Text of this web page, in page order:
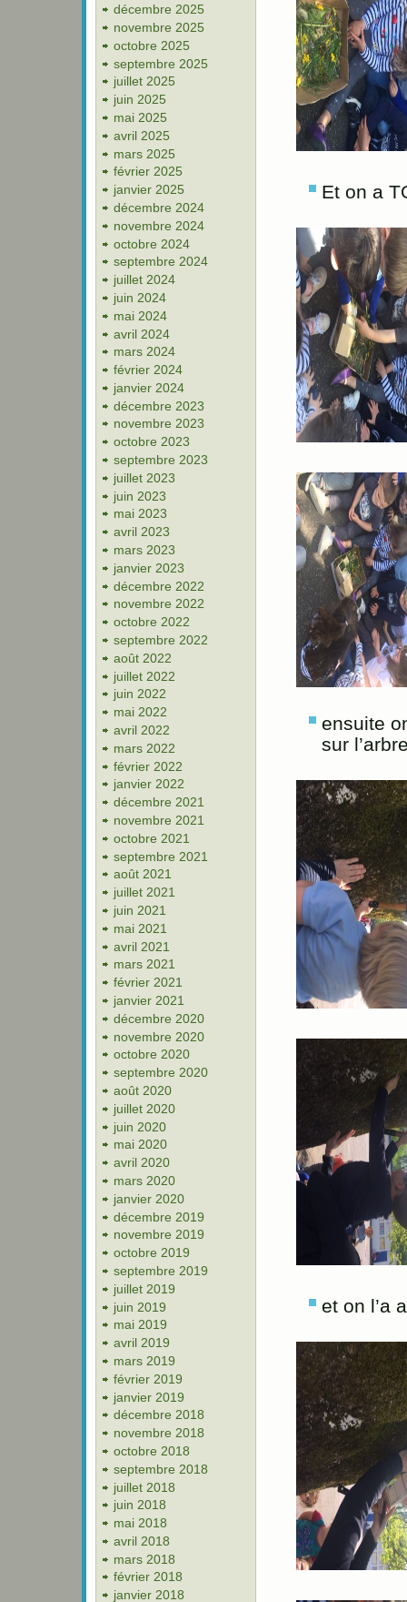
décembre 2025
novembre 2025
octobre 2025
septembre 2025
juillet 2025
juin 2025
mai 2025
avril 2025
mars 2025
février 2025
janvier 2025
décembre 2024
novembre 2024
octobre 2024
septembre 2024
juillet 2024
juin 2024
mai 2024
avril 2024
mars 2024
février 2024
janvier 2024
décembre 2023
novembre 2023
octobre 2023
septembre 2023
juillet 2023
juin 2023
mai 2023
avril 2023
mars 2023
janvier 2023
décembre 2022
novembre 2022
octobre 2022
septembre 2022
août 2022
juillet 2022
juin 2022
mai 2022
avril 2022
mars 2022
février 2022
janvier 2022
décembre 2021
novembre 2021
octobre 2021
septembre 2021
août 2021
juillet 2021
juin 2021
mai 2021
avril 2021
mars 2021
février 2021
janvier 2021
décembre 2020
novembre 2020
octobre 2020
septembre 2020
août 2020
juillet 2020
juin 2020
mai 2020
avril 2020
mars 2020
janvier 2020
décembre 2019
novembre 2019
octobre 2019
septembre 2019
juillet 2019
juin 2019
mai 2019
avril 2019
mars 2019
février 2019
janvier 2019
décembre 2018
novembre 2018
octobre 2018
septembre 2018
juillet 2018
juin 2018
mai 2018
avril 2018
mars 2018
février 2018
janvier 2018
Et on a
ensuite
sur
et on l’a